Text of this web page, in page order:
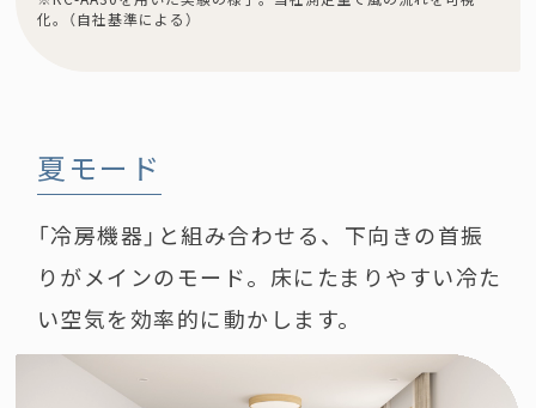
化。（自社基準による）
夏モード
「冷房機器」と組み合わせる、下向きの首振
りがメインのモード。床にたまりやすい冷た
い空気を効率的に動かします。